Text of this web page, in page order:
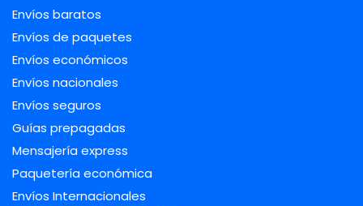
Envíos baratos
Envíos de paquetes
Envíos económicos
Envíos nacionales
Envíos seguros
Guías prepagadas
Mensajería express
Paquetería económica
Envíos Internacionales